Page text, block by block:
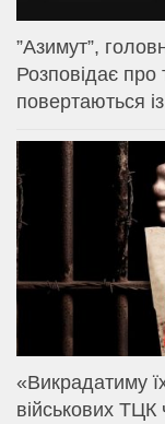
⁨”Азимут”,
Розповідає
повертаються
«Викрадатиму
військових ТЦК